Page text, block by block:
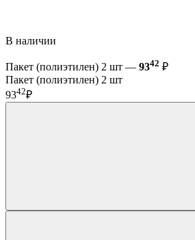
В наличии
Пакет (полиэтилен) 2 шт — 9342 ₽
Пакет (полиэтилен) 2 шт
9342₽